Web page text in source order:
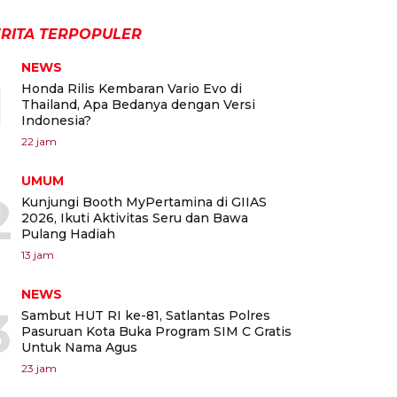
TERPOPULER
NEWS
Honda Rilis Kembaran Vario Evo di
Thailand, Apa Bedanya dengan Versi
Indonesia?
22 jam
UMUM
Kunjungi Booth MyPertamina di GIIAS
2026, Ikuti Aktivitas Seru dan Bawa
Pulang Hadiah
13 jam
NEWS
Sambut HUT RI ke-81, Satlantas Polres
Pasuruan Kota Buka Program SIM C Gratis
Untuk Nama Agus
23 jam